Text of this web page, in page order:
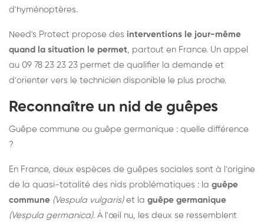
d'hyménoptères.
Need's Protect propose des interventions le jour-même
quand la situation le permet, partout en France. Un appel
au 09 78 23 23 23 permet de qualifier la demande et
d'orienter vers le technicien disponible le plus proche.
Reconnaître un nid de guêpes
Guêpe commune ou guêpe germanique : quelle différence
?
En France, deux espèces de guêpes sociales sont à l'origine
de la quasi-totalité des nids problématiques : la guêpe
commune (Vespula vulgaris)et la guêpe germanique
(Vespula germanica). À l'œil nu, les deux se ressemblent